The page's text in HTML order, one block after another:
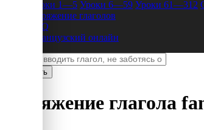
Уроки 1—5 Уроки 6—59 Уроки 61—312
Спряжение глаголов
FAQ
Французский онлайн
Спряжение глагола